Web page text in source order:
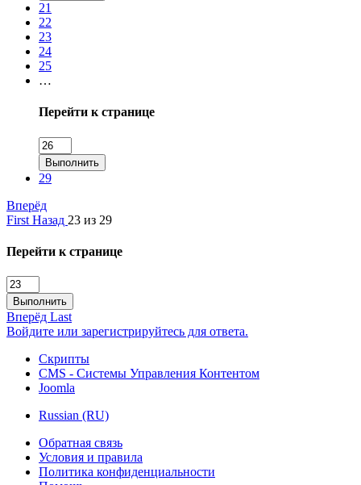
21
22
23
24
25
…
Перейти к странице
Выполнить
29
Вперёд
First Назад 23 из 29
Перейти к странице
Выполнить
Вперёд Last
Войдите или зарегистрируйтесь для ответа.
Скрипты
CMS - Системы Управления Контентом
Joomla
Russian (RU)
Обратная связь
Условия и правила
Политика конфиденциальности